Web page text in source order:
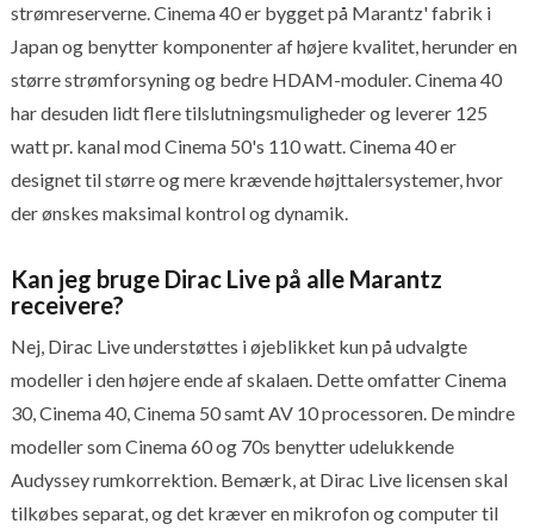
strømreserverne. Cinema 40 er bygget på Marantz' fabrik i
Japan og benytter komponenter af højere kvalitet, herunder en
større strømforsyning og bedre HDAM-moduler. Cinema 40
har desuden lidt flere tilslutningsmuligheder og leverer 125
watt pr. kanal mod Cinema 50's 110 watt. Cinema 40 er
designet til større og mere krævende højttalersystemer, hvor
der ønskes maksimal kontrol og dynamik.
Kan jeg bruge Dirac Live på alle Marantz
receivere?
Nej, Dirac Live understøttes i øjeblikket kun på udvalgte
modeller i den højere ende af skalaen. Dette omfatter Cinema
30, Cinema 40, Cinema 50 samt AV 10 processoren. De mindre
modeller som Cinema 60 og 70s benytter udelukkende
Audyssey rumkorrektion. Bemærk, at Dirac Live licensen skal
tilkøbes separat, og det kræver en mikrofon og computer til